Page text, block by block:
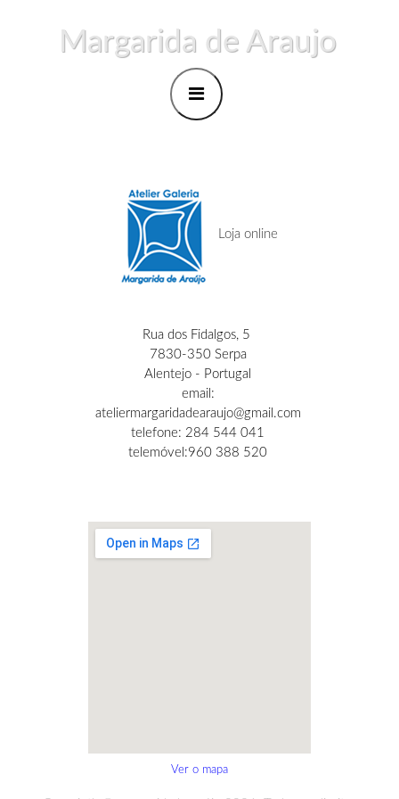
Margarida de Araujo
Loja online
Rua dos Fidalgos, 5
7830-350 Serpa
Alentejo - Portugal
email:
ateliermargaridadearaujo@gmail.com
telefone: 284 544 041
telemóvel:960 388 520
Ver o mapa